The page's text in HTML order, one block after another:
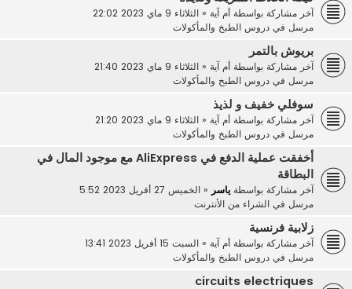
آخر مشاركة بواسطة أم آية« الثلاثاء 9 ماي 2023 22:02
مرسل في دروس الطبخ والمأكولات
بريوش بالتمر
آخر مشاركة بواسطة أم آية« الثلاثاء 9 ماي 2023 21:40
مرسل في دروس الطبخ والمأكولات
سوفلي خفيف و لذيذ
آخر مشاركة بواسطة أم آية« الثلاثاء 9 ماي 2023 21:20
مرسل في دروس الطبخ والمأكولات
أخفقت عملية الدفع في AliExpress مع موجود المال في
البطاقة
آخر مشاركة بواسطة ياسر« الخميس 27 أفريل 2023 5:52
مرسل في الشراء من الأنترنت
زلابية فرنسية
آخر مشاركة بواسطة أم آية« السبت 15 أفريل 2023 13:41
مرسل في دروس الطبخ والمأكولات
circuits electriques